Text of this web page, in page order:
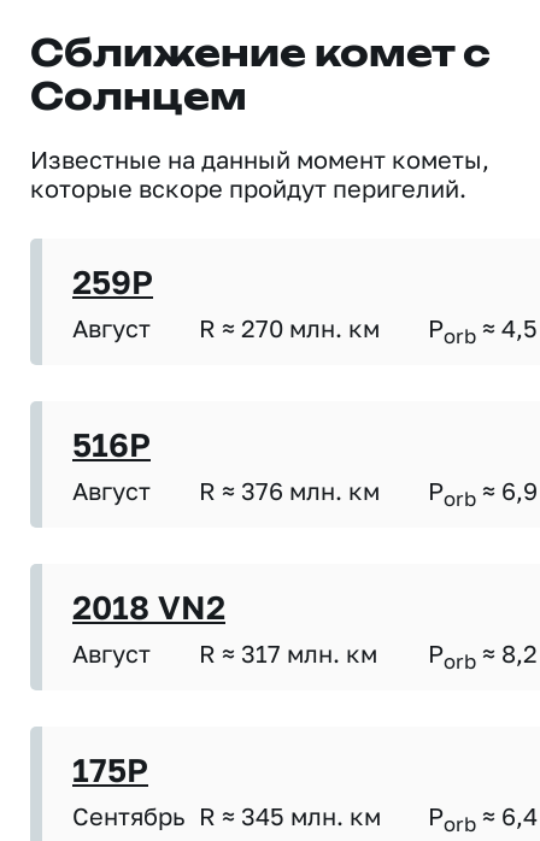
Сближение комет с
Солнцем
Известные на данный момент кометы,
которые вскоре пройдут перигелий.
259P
Август R ≈ 270 млн. км Porb ≈ 4,5
516P
Август R ≈ 376 млн. км Porb ≈ 6,9
2018 VN2
Август R ≈ 317 млн. км Porb ≈ 8,2
175P
Сентябрь R ≈ 345 млн. км Porb ≈ 6,4